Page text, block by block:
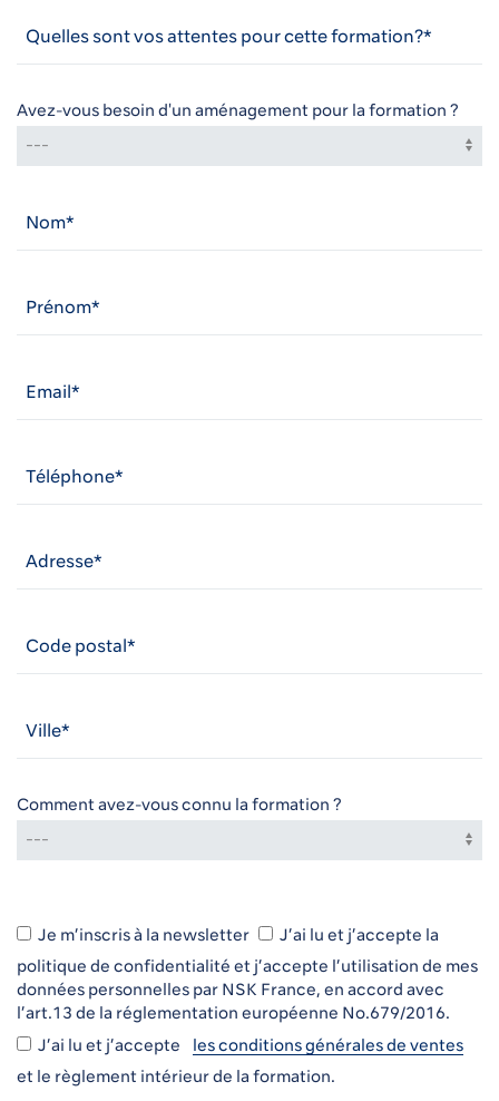
Avez-vous besoin d'un aménagement pour la formation ?
Comment avez-vous connu la formation ?
Je m’inscris à la newsletter
J’ai lu et j’accepte la
politique de confidentialité et j’accepte l’utilisation de mes
données personnelles par NSK France, en accord avec
l’art.13 de la réglementation européenne No.679/2016.
J’ai lu et j’accepte
les conditions générales de ventes
et le règlement intérieur de la formation.